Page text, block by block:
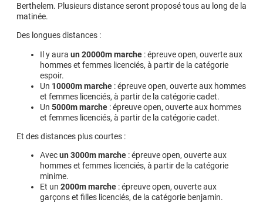
Berthelem. Plusieurs distance seront proposé tous au long de la
matinée.
Des longues distances :
Il y aura un 20000m marche : épreuve open, ouverte aux
hommes et femmes licenciés, à partir de la catégorie
espoir.
Un 10000m marche : épreuve open, ouverte aux hommes
et femmes licenciés, à partir de la catégorie cadet.
Un 5000m marche : épreuve open, ouverte aux hommes
et femmes licenciés, à partir de la catégorie cadet.
Et des distances plus courtes :
Avecun 3000m marche : épreuve open, ouverte aux
hommes et femmes licenciés, à partir de la catégorie
minime.
Et un 2000m marche : épreuve open, ouverte aux
garçons et filles licenciés, de la catégorie benjamin.